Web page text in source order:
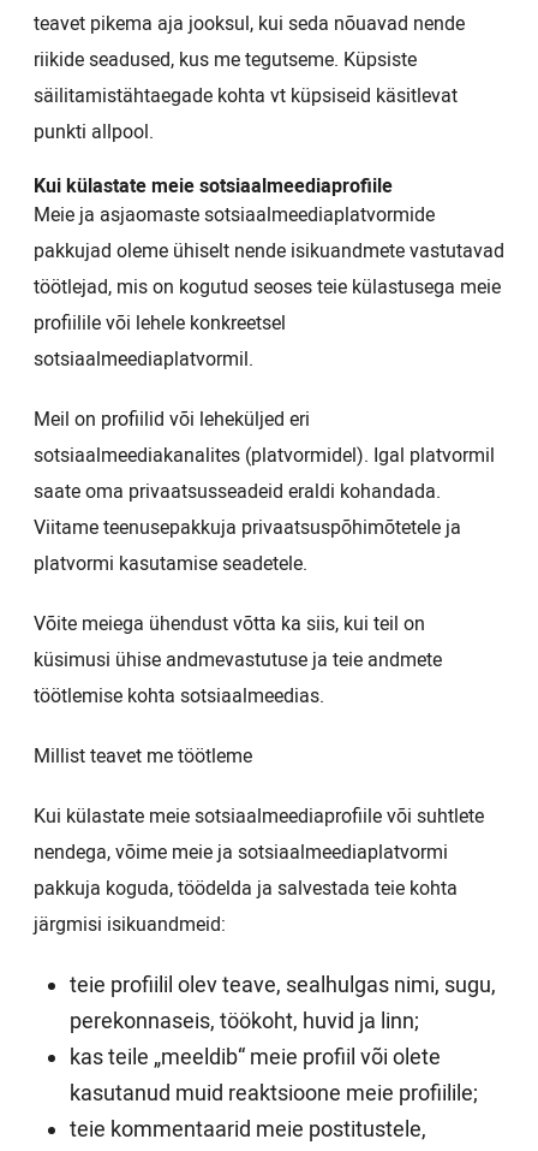
teavet pikema aja jooksul, kui seda nõuavad nende
riikide seadused, kus me tegutseme. Küpsiste
säilitamistähtaegade kohta vt küpsiseid käsitlevat
punkti allpool.
Kui külastate meie sotsiaalmeediaprofiile
Meie ja asjaomaste sotsiaalmeediaplatvormide
pakkujad oleme ühiselt nende isikuandmete vastutavad
töötlejad, mis on kogutud seoses teie külastusega meie
profiilile või lehele konkreetsel
sotsiaalmeediaplatvormil.
Meil on profiilid või leheküljed eri
sotsiaalmeediakanalites (platvormidel). Igal platvormil
saate oma privaatsusseadeid eraldi kohandada.
Viitame teenusepakkuja privaatsuspõhimõtetele ja
platvormi kasutamise seadetele.
Võite meiega ühendust võtta ka siis, kui teil on
küsimusi ühise andmevastutuse ja teie andmete
töötlemise kohta sotsiaalmeedias.
Millist teavet me töötleme
Kui külastate meie sotsiaalmeediaprofiile või suhtlete
nendega, võime meie ja sotsiaalmeediaplatvormi
pakkuja koguda, töödelda ja salvestada teie kohta
järgmisi isikuandmeid:
teie profiilil olev teave, sealhulgas nimi, sugu,
perekonnaseis, töökoht, huvid ja linn;
kas teile „meeldib“ meie profiil või olete
kasutanud muid reaktsioone meie profiilile;
teie kommentaarid meie postitustele,